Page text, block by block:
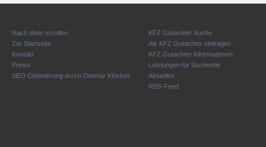
Nach oben scrollen
Zur Startseite
Kontakt
Preise
SEO-Optimierung durch Dietmar Klöskes
KFZ Gutachter Suche
Als KFZ Gutachter eintragen
KFZ Gutachter Informationen
Leistungen für Suchende
Aktuelles
RSS-Feed